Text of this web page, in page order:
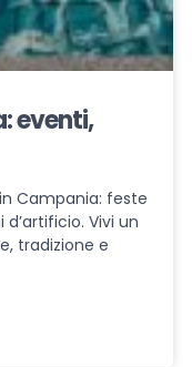
eventi,
Campania: feste
Vivi un
tradizione e